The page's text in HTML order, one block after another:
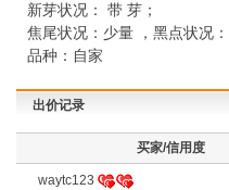
新芽状况： 带 芽；
焦尾状况：少量 ，黑点状况
品种：自家
出价记录
买家/信用度
waytc123